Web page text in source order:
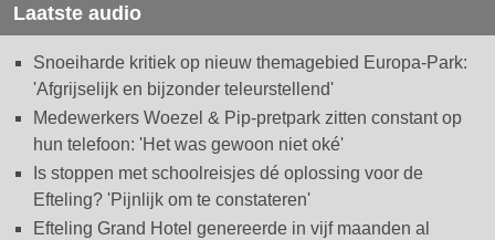
Laatste audio
Snoeiharde kritiek op nieuw themagebied Europa-Park:
'Afgrijselijk en bijzonder teleurstellend'
Medewerkers Woezel & Pip-pretpark zitten constant op
hun telefoon: 'Het was gewoon niet oké'
Is stoppen met schoolreisjes dé oplossing voor de
Efteling? 'Pijnlijk om te constateren'
Efteling Grand Hotel genereerde in vijf maanden al